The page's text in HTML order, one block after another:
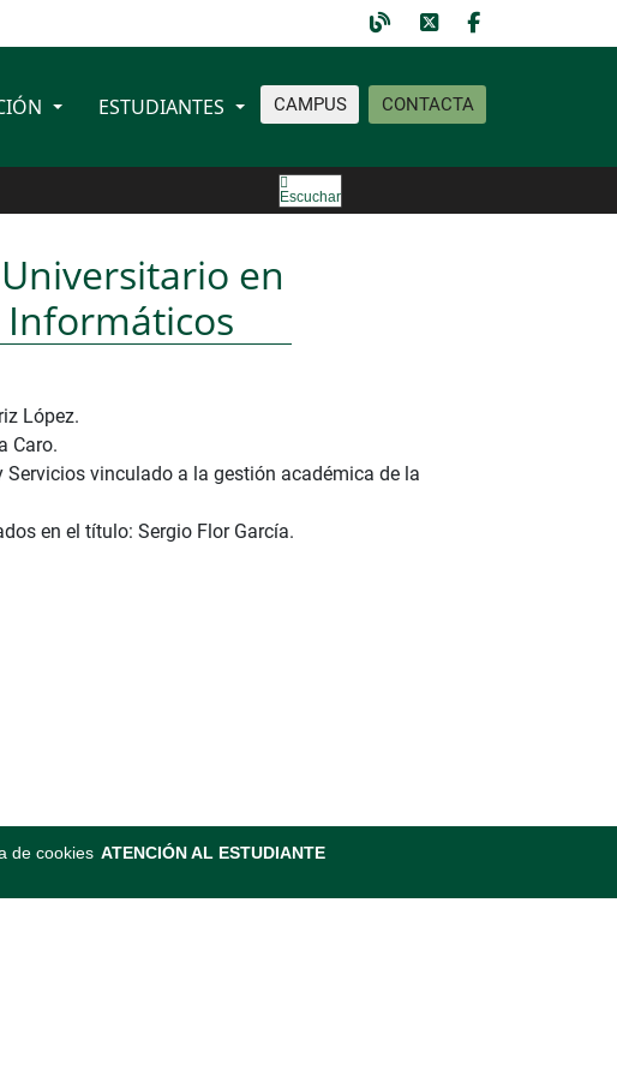
CAMPUS CONTACTA
ESTUDIANTES
Escuchar
en
Informáticos
López.
Caro.
vinculado a la gestión académica de la
en el título: Sergio Flor García.
de cookies ATENCIÓN AL ESTUDIANTE